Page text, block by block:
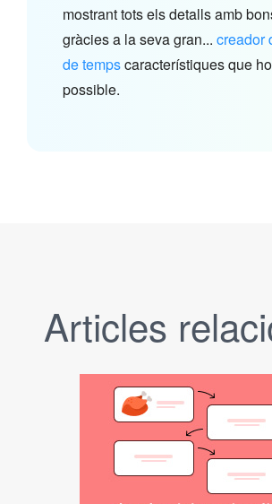
mostrant tots els detalls amb
gràcies a la seva gran... creador
de tempscaracterístiques que
possible.
Articles